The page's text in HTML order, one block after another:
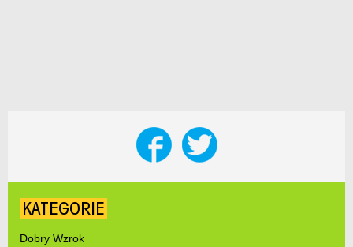
KATEGORIE
Dobry Wzrok